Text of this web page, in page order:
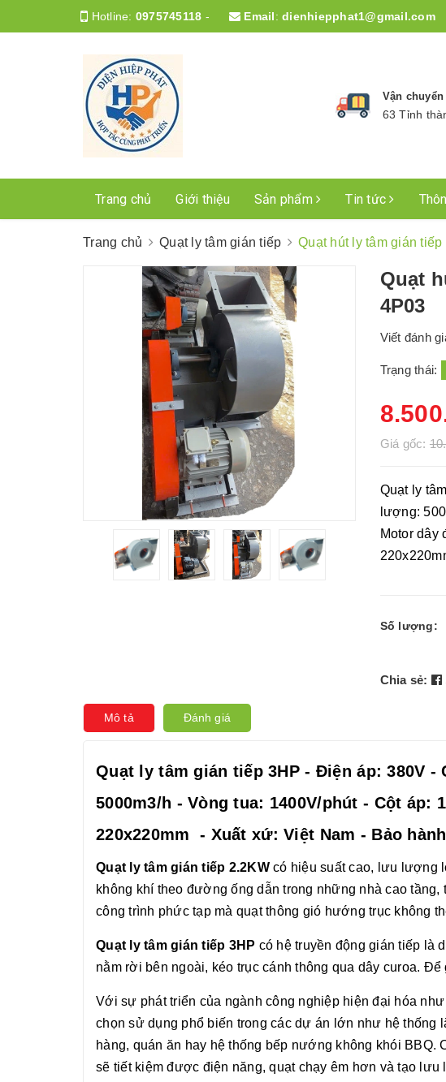
Hotline: 0975745118 - Email: dienhiepphat1@gmail.com
Vận chuyển
63 Tỉnh
Trang chủ Giới thiệu Sản phẩm Tin tức
Trang chủ Quạt ly tâm gián tiếp Quạt hút ly tâm gián
Quạt
4P03
Viết đánh
Trạng thái:
Giá gốc:
Quạt ly
lượng:
Motor dây
Số lượng:
Chia sẻ:
Mô tả Đánh giá
Quạt ly tâm gián tiếp 3HP - Điện áp: 380V
5000m3/h - Vòng tua: 1400V/phút - Cột áp:
220x220mm - Xuất xứ: Việt Nam - Bảo
Quạt ly tâm gián tiếp 2.2KWcó hiệu suất cao, lưu lượng
không khí theo đường ống dẫn trong những nhà cao
công trình phức tạp mà quạt thông gió hướng trục không
Quạt ly tâm gián tiếp 3HP có hệ truyền động gián tiếp là
nằm rời bên ngoài, kéo trục cánh thông qua dây curoa.
Với sự phát triển của ngành công nghiệp hiện đại hóa
chọn sử dụng phổ biến trong các dự án lớn như hệ thống
hàng, quán ăn hay hệ thống bếp nướng không khói
sẽ tiết kiệm được điện năng, quạt chạy êm hơn và tạo